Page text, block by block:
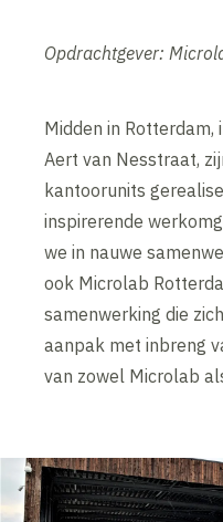
Opdrachtgever:
Midden in Rotterdam,
Aert van Nesstraat,
kantoorunits
inspirerende
we in nauwe
ook Microlab
samenwerking die
aanpak met inbreng
van zowel Microlab